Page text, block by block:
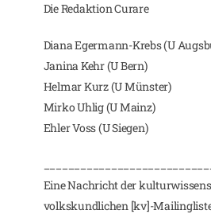
Die Redaktion Curare
Diana Egermann-Krebs (U
Janina Kehr (U Bern)
Helmar Kurz (U Münster)
Mirko Uhlig (U Mainz)
Ehler Voss (U Siegen)
Eine Nachricht der
volkskundlichen [kv]-